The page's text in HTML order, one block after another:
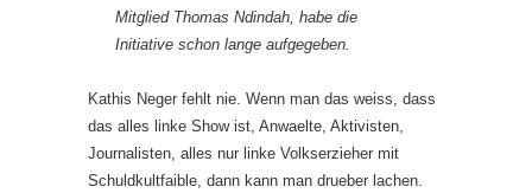
Mitglied Thomas Ndindah, habe die
Initiative schon lange aufgegeben.
Kathis Neger fehlt nie. Wenn man das weiss, dass
das alles linke Show ist, Anwaelte, Aktivisten,
Journalisten, alles nur linke Volkserzieher mit
Schuldkultfaible, dann kann man drueber lachen.